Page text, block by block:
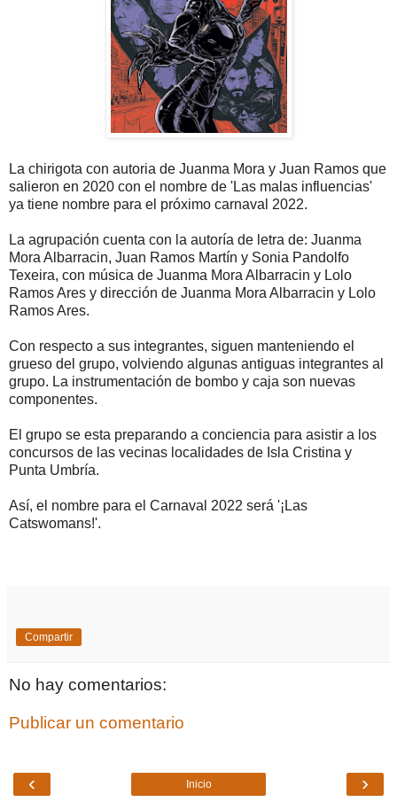
La chirigota con autoria de Juanma Mora y Juan Ramos que
salieron en 2020 con el nombre de 'Las malas influencias'
ya tiene nombre para el próximo carnaval 2022.
La agrupación cuenta con la autoría de letra de: Juanma
Mora Albarracin, Juan Ramos Martín y Sonia Pandolfo
Texeira, con música de Juanma Mora Albarracin y Lolo
Ramos Ares y dirección de Juanma Mora Albarracin y Lolo
Ramos Ares.
Con respecto a sus integrantes, siguen manteniendo el
grueso del grupo, volviendo algunas antiguas integrantes al
grupo. La instrumentación de bombo y caja son nuevas
componentes.
El grupo se esta preparando a conciencia para asistir a los
concursos de las vecinas localidades de Isla Cristina y
Punta Umbría.
Así, el nombre para el Carnaval 2022 será '¡Las
Catswomans!'.
Compartir
No hay comentarios:
Publicar un comentario
‹ ›
Inicio